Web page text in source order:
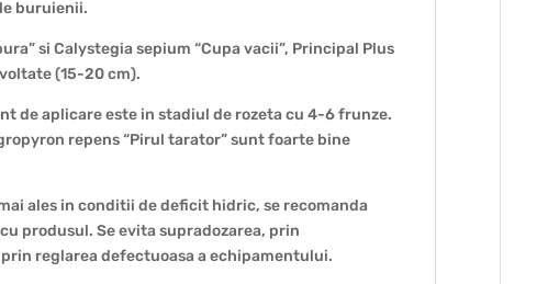
buruienii.
si Calystegia sepium “Cupa vacii”, Principal Plus
(15-20 cm).
de aplicare este in stadiul de rozeta cu 4-6 frunze.
repens “Pirul tarator” sunt foarte bine
ales in conditii de deficit hidric, se recomanda
produsul. Se evita supradozarea, prin
reglarea defectuoasa a echipamentului.